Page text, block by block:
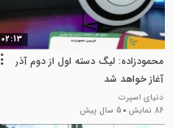
02:13
محمودزاده: لیگ دسته اول از دوم آذر
آغاز خواهد شد
دنیای اسپرت
86 نمایش
5 سال پیش